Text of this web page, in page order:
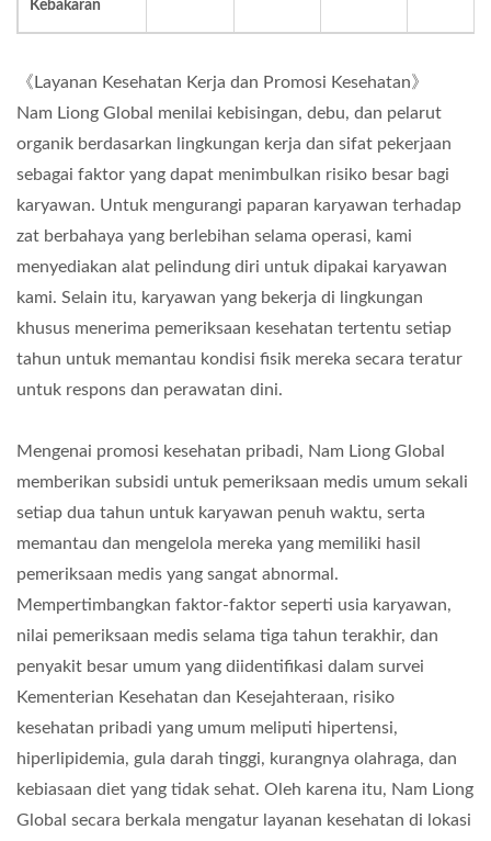
Kebakaran
《Layanan Kesehatan Kerja dan Promosi Kesehatan》
Nam Liong Global menilai kebisingan, debu, dan pelarut
organik berdasarkan lingkungan kerja dan sifat pekerjaan
sebagai faktor yang dapat menimbulkan risiko besar bagi
karyawan. Untuk mengurangi paparan karyawan terhadap
zat berbahaya yang berlebihan selama operasi, kami
menyediakan alat pelindung diri untuk dipakai karyawan
kami. Selain itu, karyawan yang bekerja di lingkungan
khusus menerima pemeriksaan kesehatan tertentu setiap
tahun untuk memantau kondisi fisik mereka secara teratur
untuk respons dan perawatan dini.
Mengenai promosi kesehatan pribadi, Nam Liong Global
memberikan subsidi untuk pemeriksaan medis umum sekali
setiap dua tahun untuk karyawan penuh waktu, serta
memantau dan mengelola mereka yang memiliki hasil
pemeriksaan medis yang sangat abnormal.
Mempertimbangkan faktor-faktor seperti usia karyawan,
nilai pemeriksaan medis selama tiga tahun terakhir, dan
penyakit besar umum yang diidentifikasi dalam survei
Kementerian Kesehatan dan Kesejahteraan, risiko
kesehatan pribadi yang umum meliputi hipertensi,
hiperlipidemia, gula darah tinggi, kurangnya olahraga, dan
kebiasaan diet yang tidak sehat. Oleh karena itu, Nam Liong
Global secara berkala mengatur layanan kesehatan di lokasi